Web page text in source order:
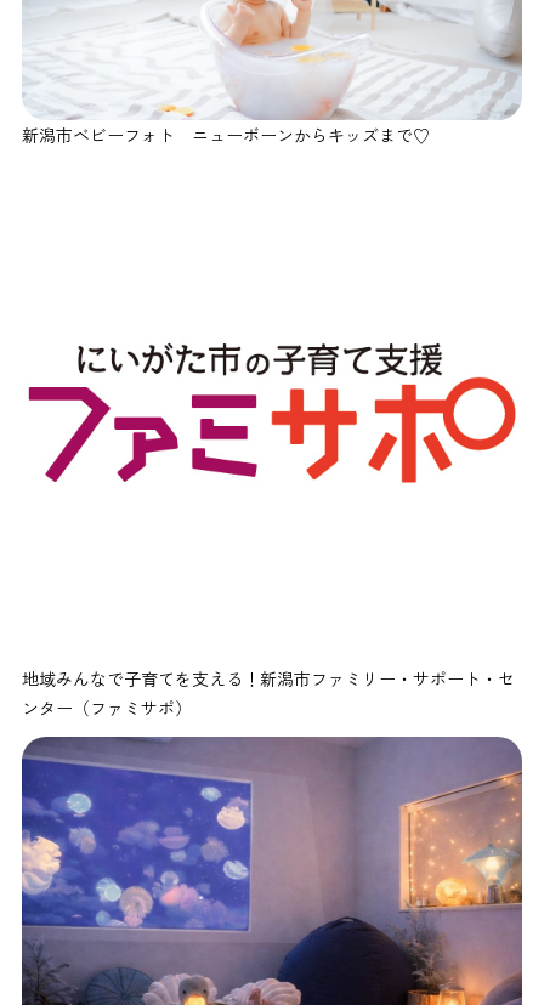
新潟市ベビーフォト ニューボーンからキッズまで♡
地域みんなで子育てを支える！新潟市ファミリー・サポート・セ
ンター（ファミサポ）